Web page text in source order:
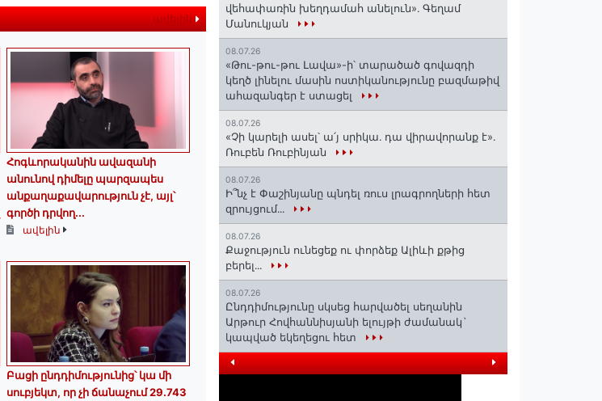
ավելին
Հոգևորականին ավազանի
անունով դիմելը պարզապես
անքաղաքավարություն չէ, այլ՝
գործի դրվող...
ավելին
Բացի ընդդիմությունից՝ կա մի
սուբյեկտ, որ չի ճանաչում 29.743
վեհափառին խեղդամահ անելուն»․ Գեղամ
Մանուկյան
08.07.26
«Թու-թու-թու Լավա»-ի՝ տարածած գովազդի
կեղծ լինելու մասին ոստիկանությունը բազմաթիվ
ահազանգեր է ստացել
08.07.26
«Չի կարելի ասել՝ ա՛յ սրիկա․ դա վիրավորանք է»․
Ռուբեն Ռուբինյան
08.07.26
Ի՞նչ է Փաշինյանը պնդել ռուս լրագրողների հետ
զրույցում․․․
08.07.26
Քաջություն ունեցեք ու փորձեք Ալիևի քթից
բերել․․․
08.07.26
Ընդդիմությունը սկսեց հարվածել սեղանին
Արթուր Հովհաննիսյանի ելույթի ժամանակ`
կապված եկեղեցու հետ